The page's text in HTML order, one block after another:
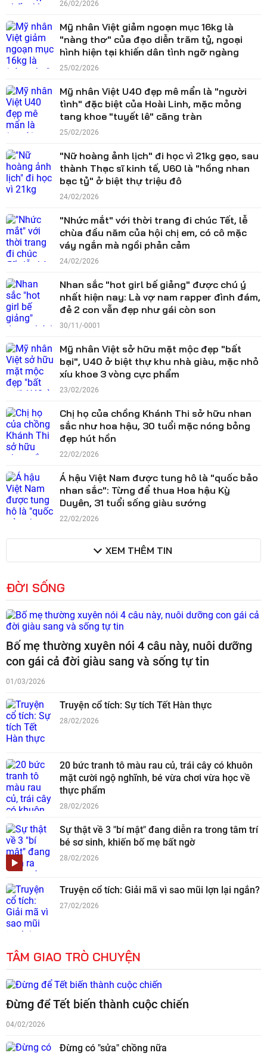
26/02/2026
Mỹ nhân Việt giảm ngoạn mục 16kg là
"nàng thơ" của đạo diễn trăm tỷ, ngoại
hình hiện tại khiến dân tình ngỡ ngàng
25/02/2026
Mỹ nhân Việt U40 đẹp mê mẩn là "người
tình" đặc biệt của Hoài Linh, mặc mỏng
tang khoe "tuyết lê" căng tràn
25/02/2026
"Nữ hoàng ảnh lịch" đi học vì 21kg gạo, sau
thành Thạc sĩ kinh tế, U60 là "hồng nhan
bạc tỷ" ở biệt thự triệu đô
24/02/2026
"Nhức mắt" với thời trang đi chúc Tết, lễ
chùa đầu năm của hội chị em, có cô mặc
váy ngắn mà ngồi phản cảm
24/02/2026
Nhan sắc "hot girl bế giảng" được chú ý
nhất hiện nay: Là vợ nam rapper đình đám,
đẻ 2 con vẫn đẹp như gái còn son
30/11/-0001
Mỹ nhân Việt sở hữu mặt mộc đẹp "bất
bại", U40 ở biệt thự khu nhà giàu, mặc nhỏ
xíu khoe 3 vòng cực phẩm
23/02/2026
Chị họ của chồng Khánh Thi sở hữu nhan
sắc như hoa hậu, 30 tuổi mặc nóng bỏng
đẹp hút hồn
22/02/2026
Á hậu Việt Nam được tung hô là "quốc bảo
nhan sắc": Từng để thua Hoa hậu Kỳ
Duyên, 31 tuổi sống giàu sướng
22/02/2026
XEM THÊM TIN
ĐỜI SỐNG
Bố mẹ thường xuyên nói 4 câu này, nuôi dưỡng
con gái cả đời giàu sang và sống tự tin
01/03/2026
Truyện cổ tích: Sự tích Tết Hàn thực
28/02/2026
20 bức tranh tô màu rau củ, trái cây có khuôn
mặt cười ngộ nghĩnh, bé vừa chơi vừa học về
thực phẩm
28/02/2026
Sự thật về 3 "bí mật" đang diễn ra trong tâm trí
bé sơ sinh, khiến bố mẹ bất ngờ
28/02/2026
Truyện cổ tích: Giải mã vì sao mũi lợn lại ngắn?
27/02/2026
TÂM GIAO TRÒ CHUYỆN
Đừng để Tết biến thành cuộc chiến
04/02/2026
Đừng có "sửa" chồng nữa